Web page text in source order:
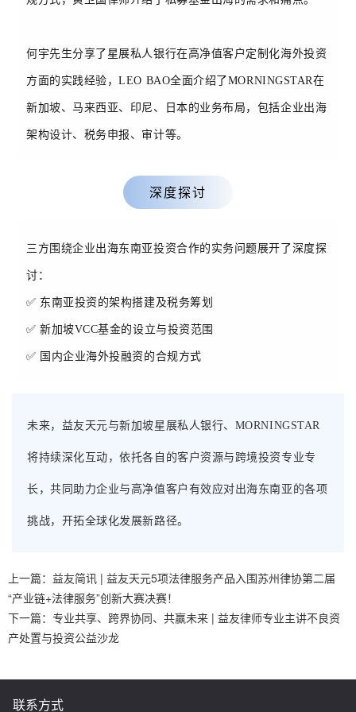
何宇先生分享了星展私人银行在高净值客户定制化海外投资
方面的实践经验，LEO BAO全面介绍了MORNINGSTAR在
新加坡、马来西亚、印尼、日本的业务布局，包括企业出海
架构设计、税务申报、审计等。
深度探讨
三方围绕企业出海东南亚投资合作的实务问题展开了深度探
讨：
✅ 东南亚投资的架构搭建及税务筹划
✅新加坡VCC基金的设立与投资范围
✅ 国内企业海外投融资的合规方式
未来，益友天元与新加坡星展私人银行、MORNINGSTAR
将持续深化互动，依托各自的客户资源与跨境投资专业专
长，共同助力企业与高净值客户有效应对出海东南亚的各项
挑战，开拓全球化发展新路径。
上一篇： 益友简讯 | 益友天元5项法律服务产品入围苏州律协第二届
“产业链+法律服务”创新大赛决赛！
下一篇： 专业共享、跨界协同、共赢未来 | 益友律师专业主讲不良资
产处置与投资公益沙龙
联系方式